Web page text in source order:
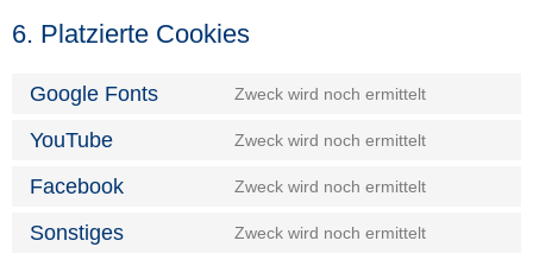
6. Platzierte Cookies
Google Fonts Zweck wird noch ermittelt
YouTube Zweck wird noch ermittelt
Facebook Zweck wird noch ermittelt
Sonstiges Zweck wird noch ermittelt